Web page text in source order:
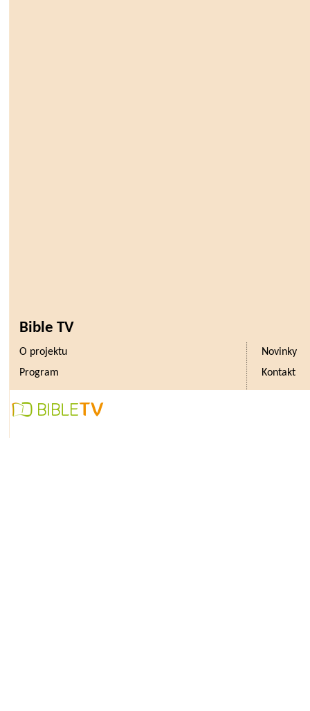
Bible TV
O projektu
Novinky
Program
Kontakt